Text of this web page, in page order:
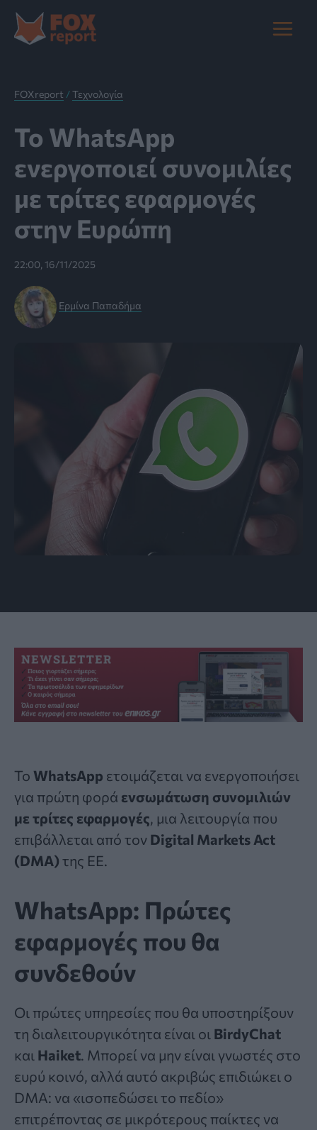
στο
περιεχόμενο
Main
FOXreport /Τεχνολογία
Το WhatsApp
ενεργοποιεί συνομιλίες
με τρίτες εφαρμογές
στην Ευρώπη
22:00, 16/11/2025
Ερμίνα Παπαδήμα
Το WhatsApp ετοιμάζεται να ενεργοποιήσει
για πρώτη φορά ενσωμάτωση συνομιλιών
με τρίτες εφαρμογές, μια λειτουργία που
επιβάλλεται από τον Digital Markets Act
(DMA) της ΕΕ.
WhatsApp: Πρώτες
εφαρμογές που θα
συνδεθούν
Οι πρώτες υπηρεσίες που θα υποστηρίξουν
τη διαλειτουργικότητα είναι οι BirdyChat
και Haiket . Μπορεί να μην είναι γνωστές στο
ευρύ κοινό, αλλά αυτό ακριβώς επιδιώκει ο
DMA: να «ισοπεδώσει το πεδίο»
επιτρέποντας σε μικρότερους παίκτες να